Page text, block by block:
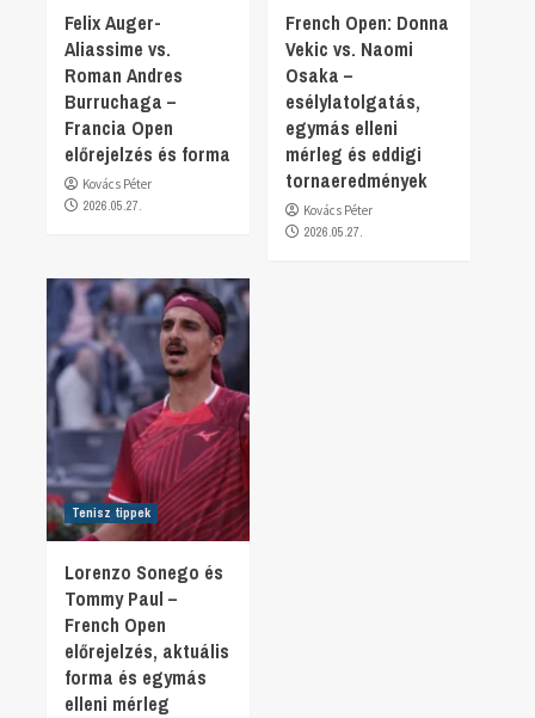
Felix Auger-
Aliassime vs.
Roman Andres
Burruchaga –
Francia Open
előrejelzés és forma
Kovács Péter
2026.05.27.
French Open: Donna
Vekic vs. Naomi
Osaka –
esélylatolgatás,
egymás elleni
mérleg és eddigi
tornaeredmények
Kovács Péter
2026.05.27.
Tenisz tippek
Lorenzo Sonego és
Tommy Paul –
French Open
előrejelzés, aktuális
forma és egymás
elleni mérleg